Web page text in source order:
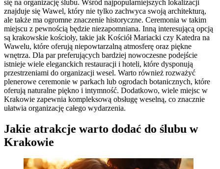
się na organizację ślubu. Wśród najpopularniejszych lokalizacji
znajduje się Wawel, który nie tylko zachwyca swoją architekturą,
ale także ma ogromne znaczenie historyczne. Ceremonia w takim
miejscu z pewnością będzie niezapomniana. Inną interesującą opcją
są krakowskie kościoły, takie jak Kościół Mariacki czy Katedra na
Wawelu, które oferują niepowtarzalną atmosferę oraz piękne
wnętrza. Dla par preferujących bardziej nowoczesne podejście
istnieje wiele eleganckich restauracji i hoteli, które dysponują
przestrzeniami do organizacji wesel. Warto również rozważyć
plenerowe ceremonie w parkach lub ogrodach botanicznych, które
oferują naturalne piękno i intymność. Dodatkowo, wiele miejsc w
Krakowie zapewnia kompleksową obsługę weselną, co znacznie
ułatwia organizację całego wydarzenia.
Jakie atrakcje warto dodać do ślubu w
Krakowie